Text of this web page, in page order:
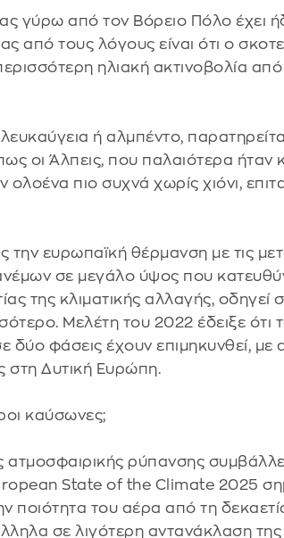
γύρω από τον Βόρειο Πόλο έχει
από τους λόγους είναι ότι ο
ηλιακή ακτινοβολία από
ή αλμπέντο,
οι Άλπεις, που παλαιότερα ήταν
πιο συχνά χωρίς χιόνι,
την ευρωπαϊκή θέρμανση με τις
σε μεγάλο ύψος που
της κλιματικής αλλαγής, οδηγεί
Μελέτη του 2022 έδειξε ότι
δύο φάσεις έχουν επιμηκυνθεί, με
στη Δυτική Ευρώπη.
καύσωνες;
ρύπανσης
State of the Climate 2025
ποιότητα του αέρα από τη
σε λιγότερη αντανάκλαση της